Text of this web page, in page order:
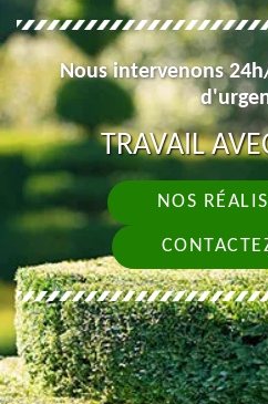
Nous intervenons
TRAVAIL
NOS